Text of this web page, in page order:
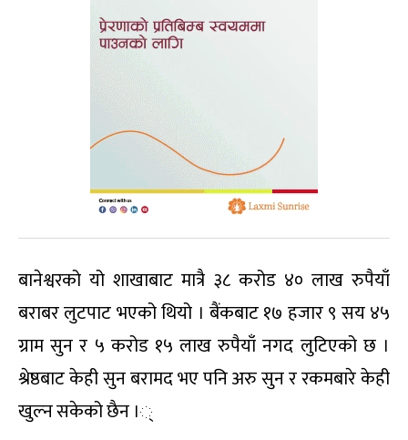
बानेश्वरको यो शाखाबाट मात्रै ३८ करोड ४० लाख रुपैयाँ
बराबर लुटपाट भएको थियो । बैंकबाट १७ हजार ९ सय ४५
ग्राम सुन र ५ करोड १५ लाख रुपैयाँ नगद लुटिएको छ ।
श्रेष्ठबाट केही सुन बरामद भए पनि अरु सुन र रकमबारे केही
खुल्न सकेको छैन ।्